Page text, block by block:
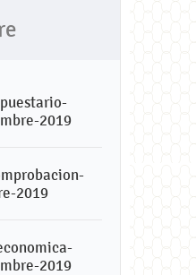
2019
2019
2019